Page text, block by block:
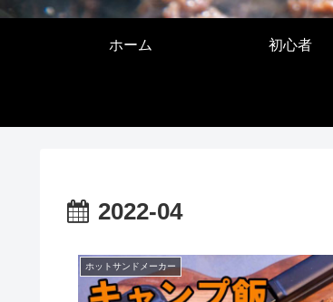
ホーム 初心者
2022-04
ホットサンドメーカー